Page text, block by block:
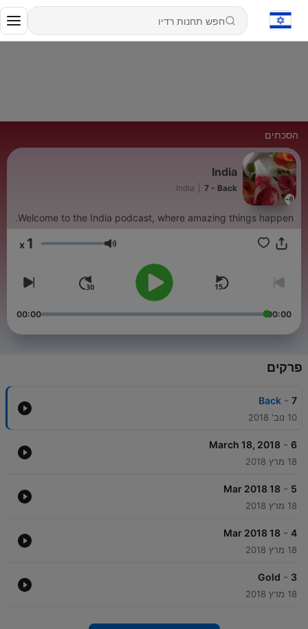
הסכתים
India
India 7 - Back
Welcome to the India podcast, where amazing things happen.
עוצמת שמע 1
00:00
00:00
פרקים
7
-
Back
10 נוב' 2018
6
-
March 18, 2018
18 מרץ 2018
5
-
18 Mar 2018
18 מרץ 2018
4
-
18 Mar 2018
18 מרץ 2018
3
-
Gold
18 מרץ 2018